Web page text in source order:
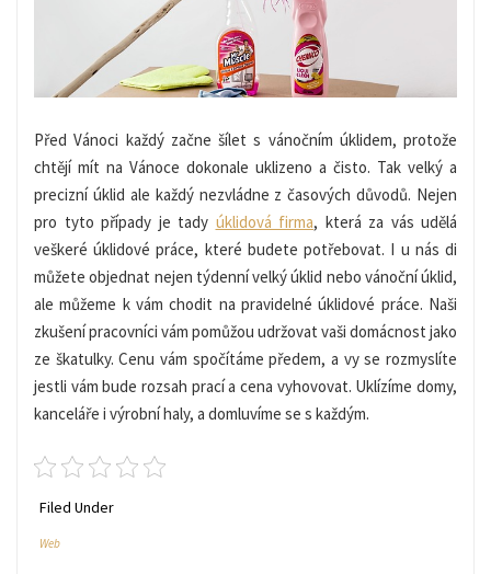
Před Vánoci každý začne šílet s vánočním úklidem, protože
chtějí mít na Vánoce dokonale uklizeno a čisto. Tak velký a
precizní úklid ale každý nezvládne z časových důvodů. Nejen
pro tyto případy je tady úklidová firma, která za vás udělá
veškeré úklidové práce, které budete potřebovat. I u nás di
můžete objednat nejen týdenní velký úklid nebo vánoční úklid,
ale můžeme k vám chodit na pravidelné úklidové práce. Naši
zkušení pracovníci vám pomůžou udržovat vaši domácnost jako
ze škatulky.Cenu vám spočítáme předem, a vy se rozmyslíte
jestli vám bude rozsah prací a cena vyhovovat. Uklízíme domy,
kanceláře i výrobní haly, a domluvíme se s každým.
Filed Under
Web